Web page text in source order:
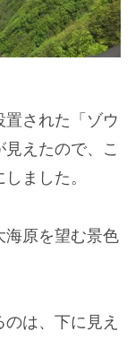
置された「ゾウ
えたので、こ
ました。
海原を望む景色
は、下に見え